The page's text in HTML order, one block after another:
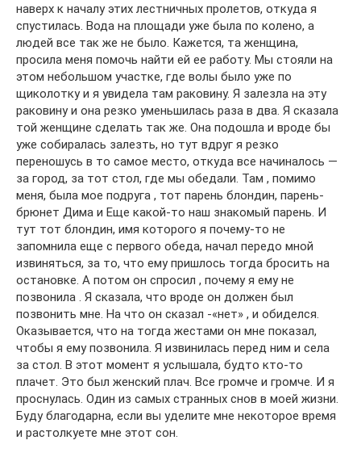
наверх к началу этих лестничных пролетов, откуда я
спустилась. Вода на площади уже была по колено, а
людей все так же не было. Кажется, та женщина,
просила меня помочь найти ей ее работу. Мы стояли на
этом небольшом участке, где волы было уже по
щиколотку и я увидела там раковину. Я залезла на эту
раковину и она резко уменьшилась раза в два. Я сказала
той женщине сделать так же. Она подошла и вроде бы
уже собиралась залезть, но тут вдруг я резко
переношусь в то самое место, откуда все начиналось —
за город, за тот стол, где мы обедали. Там , помимо
меня, была мое подруга , тот парень блондин, парень-
брюнет Дима и Еще какой-то наш знакомый парень. И
тут тот блондин, имя которого я почему-то не
запомнила еще с первого обеда, начал передо мной
извиняться, за то, что ему пришлось тогда бросить на
остановке. А потом он спросил , почему я ему не
позвонила . Я сказала, что вроде он должен был
позвонить мне. На что он сказал -«нет» , и обиделся.
Оказывается, что на тогда жестами он мне показал,
чтобы я ему позвонила. Я извинилась перед ним и села
за стол. В этот момент я услышала, будто кто-то
плачет. Это был женский плач. Все громче и громче. И я
проснулась. Один из самых странных снов в моей жизни.
Буду благодарна, если вы уделите мне некоторое время
и растолкуете мне этот сон.